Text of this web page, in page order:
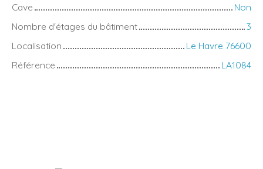
Cave
Non
Nombre d'étages du bâtiment
3
Localisation
Le Havre 76600
Référence
LA1084